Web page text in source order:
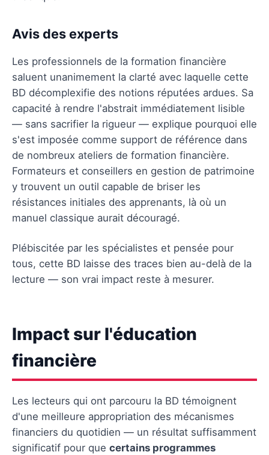
Avis des experts
Les professionnels de la formation financière
saluent unanimement la clarté avec laquelle cette
BD décomplexifie des notions réputées ardues. Sa
capacité à rendre l'abstrait immédiatement lisible
— sans sacrifier la rigueur — explique pourquoi elle
s'est imposée comme support de référence dans
de nombreux ateliers de formation financière.
Formateurs et conseillers en gestion de patrimoine
y trouvent un outil capable de briser les
résistances initiales des apprenants, là où un
manuel classique aurait découragé.
Plébiscitée par les spécialistes et pensée pour
tous, cette BD laisse des traces bien au-delà de la
lecture — son vrai impact reste à mesurer.
Impact sur l'éducation
financière
Les lecteurs qui ont parcouru la BD témoignent
d'une meilleure appropriation des mécanismes
financiers du quotidien — un résultat suffisamment
significatif pour que certains programmes